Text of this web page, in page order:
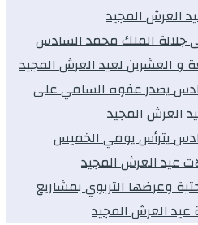
العرش المجيد
جلالة الملك محمد السادس
و العشرين لعيد العرش المجيد
يصدر عفوه السامي على
يترأس يومي الخميس
عيد العرش المجيد
وعرضها التربوي بمشاريع
العرش المجيد